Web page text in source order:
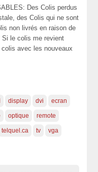
Des Colis perdus
des Colis qui ne sont
non livrés en raison de
Si le colis me revient
avec les nouveaux
display dvi ecran
optique remote
telquel.ca tv vga